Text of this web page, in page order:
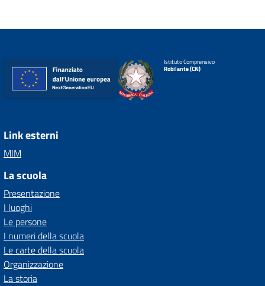
Istituto Comprensivo
Robilante (CN)
Link esterni
MIM
La scuola
Presentazione
I luoghi
Le persone
I numeri della scuola
Le carte della scuola
Organizzazione
La storia